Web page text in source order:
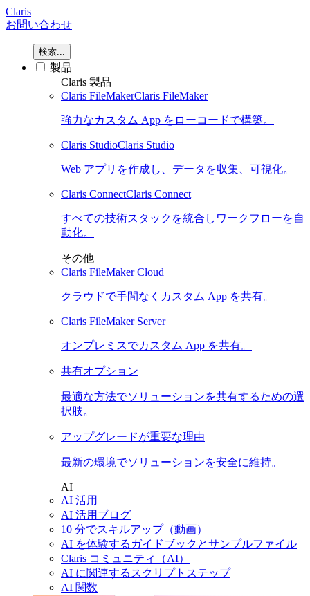
Claris
お問い合わせ
検索...
製品
Claris 製品
Claris FileMakerClaris FileMaker
強力なカスタム App をローコードで構築。
Claris StudioClaris Studio
Web アプリを作成し、データを収集、可視化。
Claris ConnectClaris Connect
すべての技術スタックを統合しワークフローを自
動化。
その他
Claris FileMaker Cloud
クラウドで手間なくカスタム App を共有。
Claris FileMaker Server
オンプレミスでカスタム App を共有。
共有オプション
最適な方法でソリューションを共有するための選
択肢。
アップグレードが重要な理由
最新の環境でソリューションを安全に維持。
AI
AI 活用
AI 活用ブログ
10 分でスキルアップ（動画）
AI を体験するガイドブックとサンプルファイル
Claris コミュニティ（AI）
AI に関連するスクリプトステップ
AI 関数